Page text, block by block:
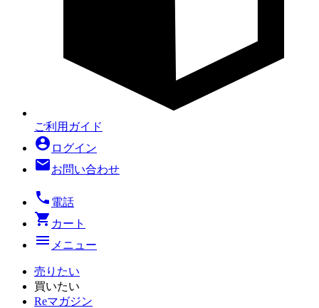
ご利用ガイド
account_circle ログイン
mailお問い合わせ
local_phone 電話
shopping_cart カート
menu メニュー
売りたい
買いたい
Reマガジン